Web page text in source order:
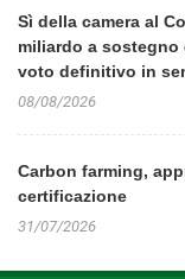
Sì della camera al
miliardo a
voto definitivo in
08/08/2026
Carbon farming,
certificazione
31/07/2026